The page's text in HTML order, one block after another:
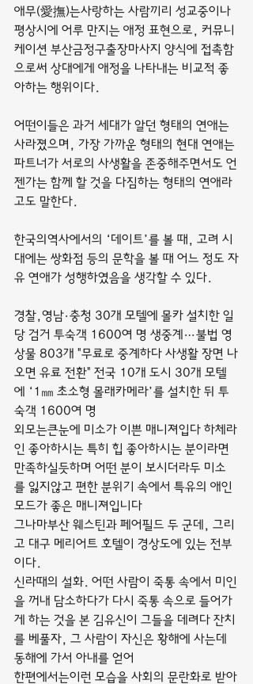
애무(愛撫)는사랑하는 사람끼리 성교중이나
평상시에 어루 만지는 애정 표현으로, 커뮤니
케이션 부산금정구출장마사지 양식에 접촉함
으로써 상대에게 애정을 나타내는 비교적 좋
아하는 행위이다.
어떤이들은 과거 세대가 알던 형태의 연애는
사라졌으며, 가장 가까운 형태의 현대 연애는
파트너가 서로의 사생활을 존중해주면서도 언
젠가는 함께 할 것을 다짐하는 형태의 연애라
고도 말한다.
한국의역사에서의 ‘데이트’를 볼 때, 고려 시
대에는 쌍화점 등의 문학을 볼 때 어느 정도 자
유 연애가 성행하였음을 생각할 수 있다.
경찰,영남·충청 30개 모텔에 몰카 설치한 일
당 검거 투숙객 1600여 명 생중계…불법 영
상물 803개 "무료로 중계하다 사생활 장면 나
오면 유료 전환" 전국 10개 도시 30개 모텔
에 ‘1㎜ 초소형 몰래카메라’를 설치한 뒤 투
숙객 1600여 명
외모는큰눈에 미소가 이쁜 매니져입다 하체라
인 좋아하시는 특히 힙 좋아하시는 분이라면
만족하실듯하며 어떤 분이 보시더라두 미소
를 잃지않고 편한 분위기 속에서 특유의 애인
모드가 좋은 매니져입니다
그나마부산 웨스틴과 페어필드 두 군데, 그리
고 대구 메리어트 호텔이 경상도에 있는 전부
이다.
신라때의 설화. 어떤 사람이 죽통 속에서 미인
을 꺼내 담소하다가 다시 죽통 속으로 들어가
게 하는 것을 본 김유신이 그들을 데려다 잔치
를 베풀자, 그 사람이 자신은 황해에 사는데
동해에 가서 아내를 얻어
한편에서는이런 모습을 사회의 문란화로 받아